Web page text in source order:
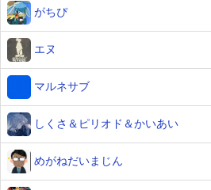
がちぴ
エヌ
マルネサブ
しくさ＆ピリオド＆かいあい
めがねだいまじん